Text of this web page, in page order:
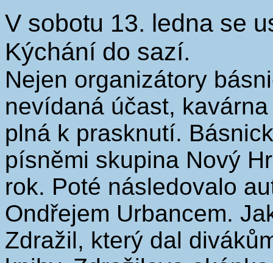
V sobotu 13. ledna se
Kýchání do sazí.
Nejen organizátory
nevídaná účast,
plná k prasknutí.
písněmi skupina Nový
rok. Poté následovalo
Ondřejem Urbancem.
Zdražil, který dal